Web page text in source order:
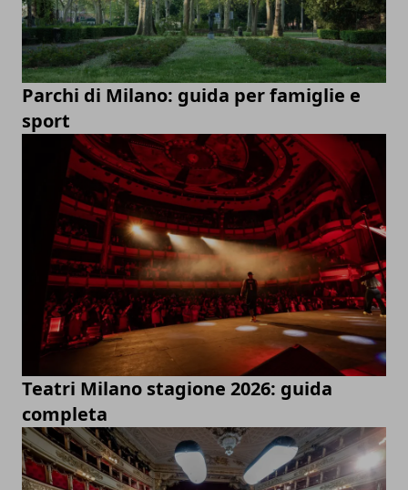
Parchi di Milano: guida per famiglie e
sport
Teatri Milano stagione 2026: guida
completa